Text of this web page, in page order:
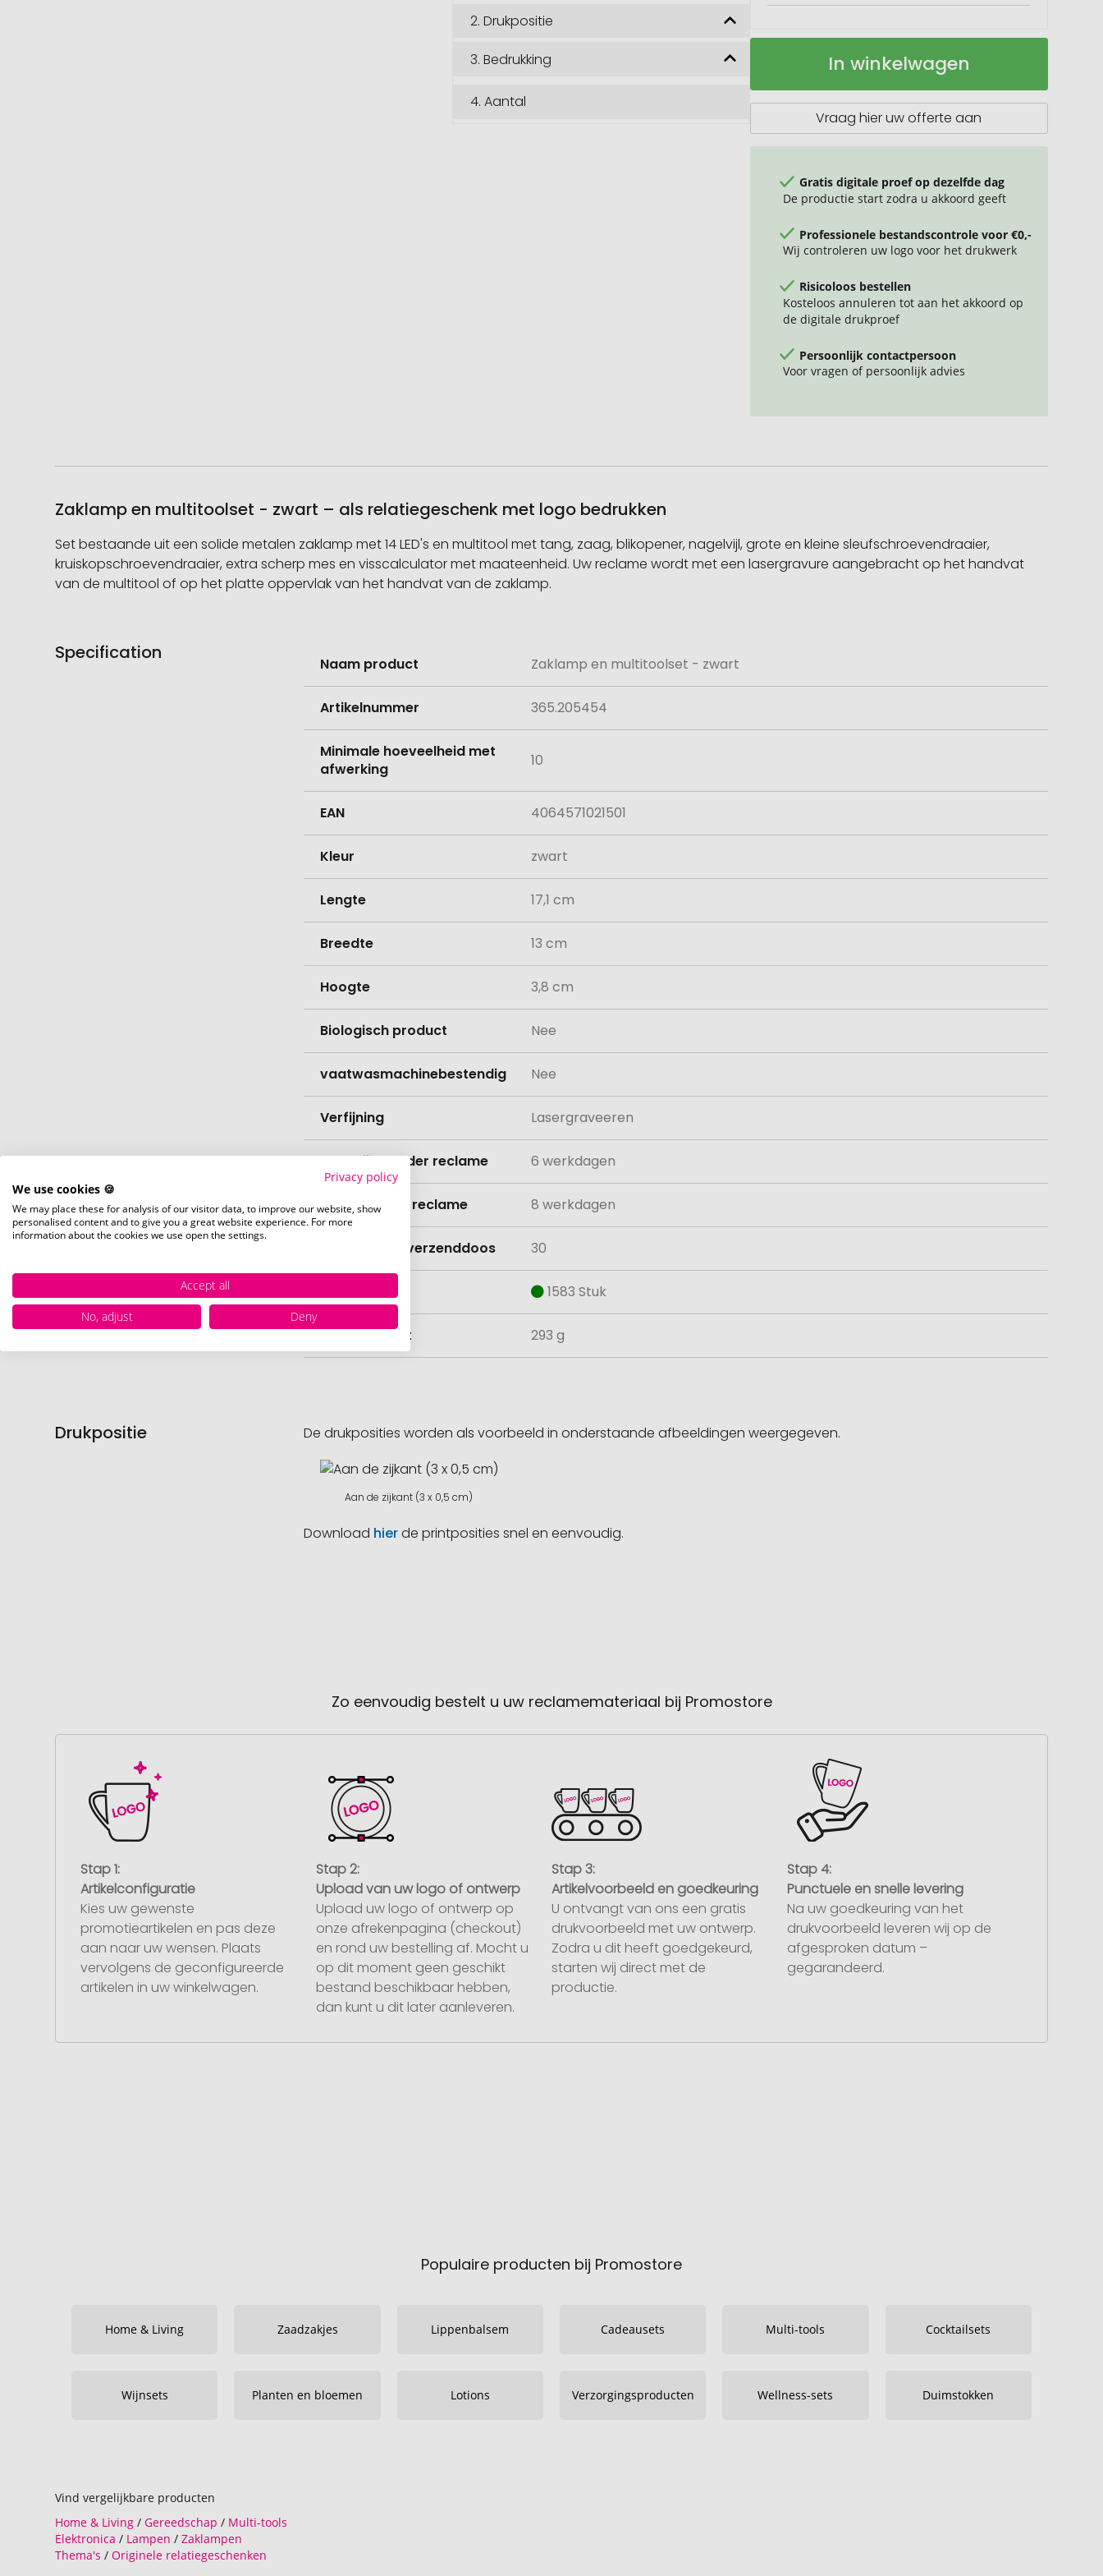
2.Drukpositie
3.Bedrukking
4.Aantal
Zaklamp
Op
In winkelwagen
Vraag hier uw offerte aan
Gratis digitale proef op dezelfde dag
De productie start zodra u akkoord geeft
Professionele bestandscontrole voor €0,-
Wij controleren uw logo voor het drukwerk
Risicoloos bestellen
Kosteloos annuleren tot aan het akkoord op
de digitale drukproef
Persoonlijk contactpersoon
Voor vragen of persoonlijk advies
Zaklamp en multitoolset - zwart – als relatiegeschenk met logo bedrukken
Set bestaande uit een solide metalen zaklamp met 14 LED's en multitool met tang, zaag, blikopener, nagelvijl, grote en kleine sleufschroevendraaier,
kruiskopschroevendraaier, extra scherp mes en visscalculator met maateenheid. Uw reclame wordt met een lasergravure aangebracht op het handvat
van de multitool of op het platte oppervlak van het handvat van de zaklamp.
Specification
informatie
Naam product Zaklamp en multitoolset - zwart
Artikelnummer 365.205454
Minimale hoeveelheid met
afwerking
10
EAN 4064571021501
Kleur zwart
Lengte 17,1 cm
Breedte 13 cm
Hoogte 3,8 cm
Biologisch product Nee
vaatwasmachinebestendig Nee
Verfijning Lasergraveeren
Levertijd zonder reclame 6 werkdagen
Levertijd met reclame 8 werkdagen
Hoeveelheid verzenddoos 30
1583 Stuk
Nettogewicht 293 g
Drukpositie De drukposities worden als voorbeeld in onderstaande afbeeldingen weergegeven.
Aan de zijkant (3 x 0,5 cm)
Download hierde printposities snel en eenvoudig.
Zo eenvoudig bestelt u uw reclamemateriaal bij Promostore
Stap 1:
Artikelconfiguratie
Kies uw gewenste
promotieartikelen en pas deze
aan naar uw wensen. Plaats
vervolgens de geconfigureerde
artikelen in uw winkelwagen.
Stap 2:
Upload van uw logo of ontwerp
Upload uw logo of ontwerp op
onze afrekenpagina (checkout)
en rond uw bestelling af. Mocht u
op dit moment geen geschikt
bestand beschikbaar hebben,
dan kunt u dit later aanleveren.
Stap 3:
Artikelvoorbeeld en goedkeuring
U ontvangt van ons een gratis
drukvoorbeeld met uw ontwerp.
Zodra u dit heeft goedgekeurd,
starten wij direct met de
productie.
Stap 4:
Punctuele en snelle levering
Na uw goedkeuring van het
drukvoorbeeld leveren wij op de
afgesproken datum –
gegarandeerd.
Populaire producten bij Promostore
Home & Living Zaadzakjes Lippenbalsem Cadeausets Multi-tools Cocktailsets
Wijnsets Planten en bloemen Lotions Verzorgingsproducten Wellness-sets Duimstokken
Vind vergelijkbare producten
Home & Living /Gereedschap / Multi-tools
Elektronica / Lampen /Zaklampen
Thema's /Originele relatiegeschenken
Privacy policy
We use cookies 🍪
We may place these for analysis of our visitor data, to improve our website, show
personalised content and to give you a great website experience. For more
information about the cookies we use open the settings.
Accept all
No, adjust
Deny